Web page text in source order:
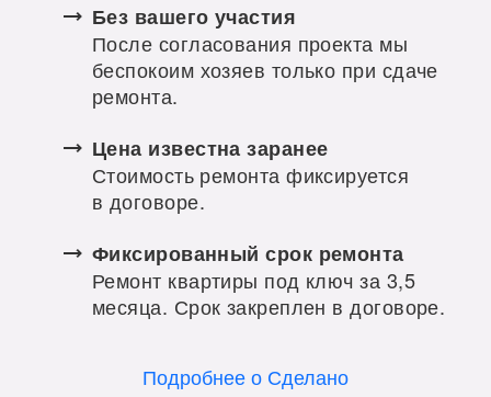
Без вашего участия
После согласования проекта мы
беспокоим хозяев только при сдаче
ремонта.
Цена известна заранее
Стоимость ремонта фиксируется
в договоре.
Фиксированный срок ремонта
Ремонт квартиры под ключ за 3,5
месяца. Срок закреплен в договоре.
Подробнее о Сделано